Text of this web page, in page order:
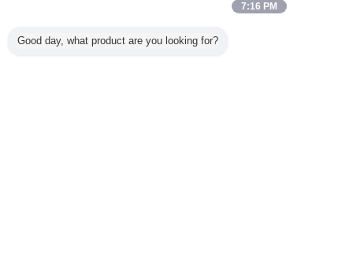
7:16 PM
Good day, what product are you looking for?